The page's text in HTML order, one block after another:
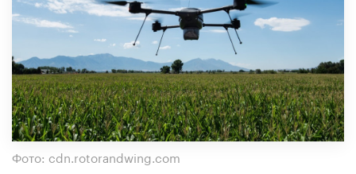
Фото: cdn.rotorandwing.com